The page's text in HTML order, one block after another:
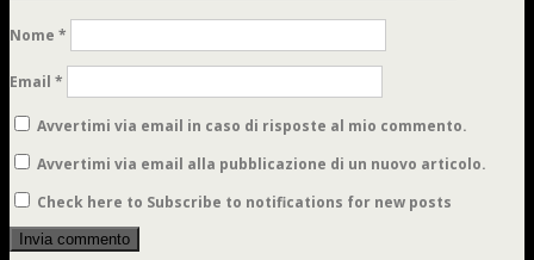
Nome *
Email *
Avvertimi via email in caso di risposte al mio commento.
Avvertimi via email alla pubblicazione di un nuovo articolo.
Check here to Subscribe to notifications for new posts